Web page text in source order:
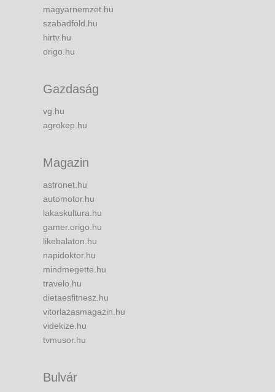
magyarnemzet.hu
szabadfold.hu
hirtv.hu
origo.hu
Gazdaság
vg.hu
agrokep.hu
Magazin
astronet.hu
automotor.hu
lakaskultura.hu
gamer.origo.hu
likebalaton.hu
napidoktor.hu
mindmegette.hu
travelo.hu
dietaesfitnesz.hu
vitorlazasmagazin.hu
videkize.hu
tvmusor.hu
Bulvár